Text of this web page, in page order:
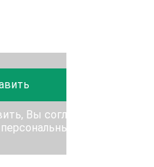
Вы соглашаетесь с
данных